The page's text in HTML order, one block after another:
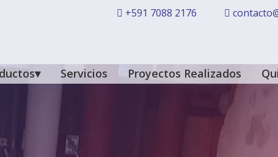
+591 7088 2176
Servicios Proyectos Realizados